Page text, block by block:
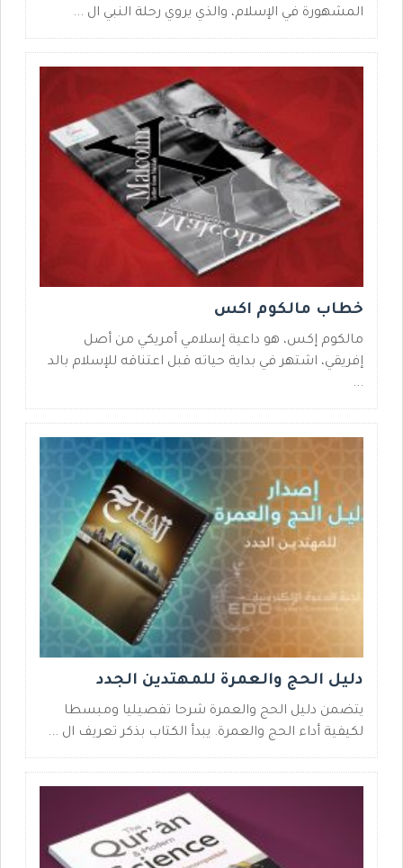
المشهورة في الإسلام، والذي يروي رحلة النبي ال ...
خطاب مالكوم اكس
مالكوم إكس، هو داعية إسلامي أمريكي من أصل
إفريقي، اشتهر في بداية حياته قبل اعتناقه للإسلام بالد
...
دليل الحج والعمرة للمهتدين الجدد
يتضمن دليل الحج والعمرة شرحا تفصيليا ومبسطا
لكيفية أداء الحج والعمرة. يبدأ الكتاب بذكر تعريف ال ...